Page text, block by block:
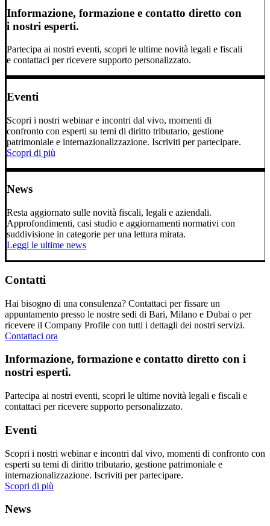
Informazione, formazione e contatto diretto con
i nostri esperti.
Partecipa ai nostri eventi, scopri le ultime novità legali e fiscali
e contattaci per ricevere supporto personalizzato.
Eventi
Scopri i nostri webinar e incontri dal vivo, momenti di
confronto con esperti su temi di diritto tributario, gestione
patrimoniale e internazionalizzazione. Iscriviti per partecipare.
Scopri di più
News
Resta aggiornato sulle novità fiscali, legali e aziendali.
Approfondimenti, casi studio e aggiornamenti normativi con
suddivisione in categorie per una lettura mirata.
Leggi le ultime news
Contatti
Hai bisogno di una consulenza? Contattaci per fissare un
appuntamento presso le nostre sedi di Bari, Milano e Dubai o per
ricevere il Company Profile con tutti i dettagli dei nostri servizi.
Contattaci ora
Informazione, formazione e contatto diretto con i
nostri esperti.
Partecipa ai nostri eventi, scopri le ultime novità legali e fiscali e
contattaci per ricevere supporto personalizzato.
Eventi
Scopri i nostri webinar e incontri dal vivo, momenti di confronto con
esperti su temi di diritto tributario, gestione patrimoniale e
internazionalizzazione. Iscriviti per partecipare.
Scopri di più
News